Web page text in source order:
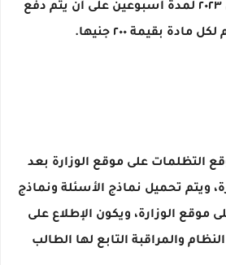
الموافق ٣ أغسطس ٢٠٢٣ لمدة أسبوعين على أن يتم دفع
بقيمة ٢٠٠ جنيها.
التظلمات على موقع الوزارة بعد
ويتم تحميل نماذج الأسئلة ونماذج
موقع الوزارة، ويكون الإطلاع على
والمراقبة التابع لها الطالب